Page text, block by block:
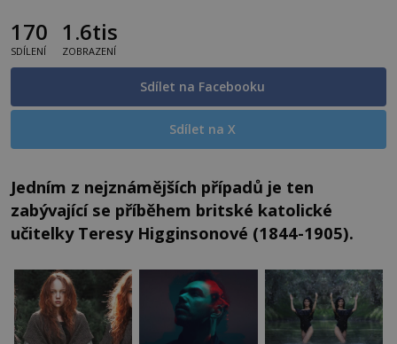
170
SDÍLENÍ
1.6tis
ZOBRAZENÍ
Sdílet na Facebooku
Sdílet na X
Jedním z nejznámějších případů je ten
zabývající se příběhem britské katolické
učitelky Teresy Higginsonové (1844-1905).